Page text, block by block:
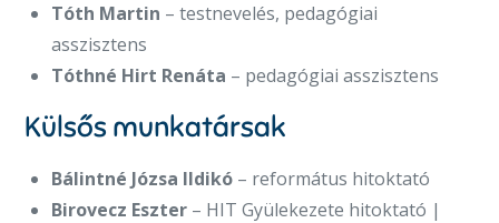
Tóth Martin – testnevelés, pedagógiai
asszisztens
Tóthné Hirt Renáta – pedagógiai asszisztens
Külsős munkatársak
Bálintné Józsa Ildikó – református hitoktató
Birovecz Eszter – HIT Gyülekezete hitoktató |